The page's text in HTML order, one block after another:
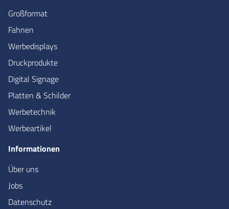
Großformat
Fahnen
Werbedisplays
Druckprodukte
Digital Signage
Platten & Schilder
Werbetechnik
Werbeartikel
Informationen
Über uns
Jobs
Datenschutz